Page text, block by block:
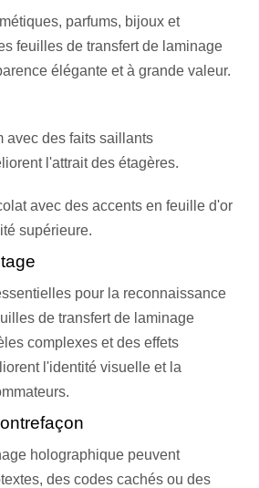
parfums, bijoux et
feuilles de transfert de laminage
élégante et à grande valeur.
avec des faits saillants
l'attrait des étagères.
avec des accents en feuille d'or
supérieure.
pour la reconnaissance
de transfert de laminage
complexes et des effets
l'identité visuelle et la
holographique peuvent
des codes cachés ou des